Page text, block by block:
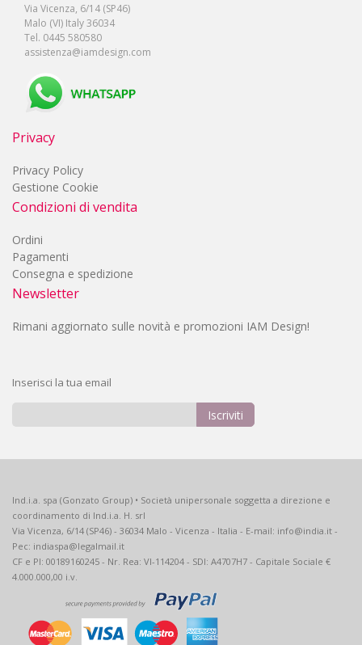
Via Vicenza, 6/14 (SP46)
Malo (VI) Italy 36034
Tel. 0445 580580
assistenza@iamdesign.com
Privacy
Privacy Policy
Gestione Cookie
Condizioni di vendita
Ordini
Pagamenti
Consegna e spedizione
Newsletter
Rimani aggiornato sulle novità e promozioni IAM Design!
Inserisci la tua email
Newsletter:
Iscriviti
Ind.i.a. spa (Gonzato Group) • Società unipersonale soggetta a direzione e
coordinamento di Ind.i.a. H. srl
Via Vicenza, 6/14 (SP46) - 36034 Malo - Vicenza - Italia - E-mail: info@india.it -
Pec: indiaspa@legalmail.it
CF e PI: 00189160245 - Nr. Rea: VI-114204 - SDI: A4707H7 - Capitale Sociale €
4.000.000,00 i.v.